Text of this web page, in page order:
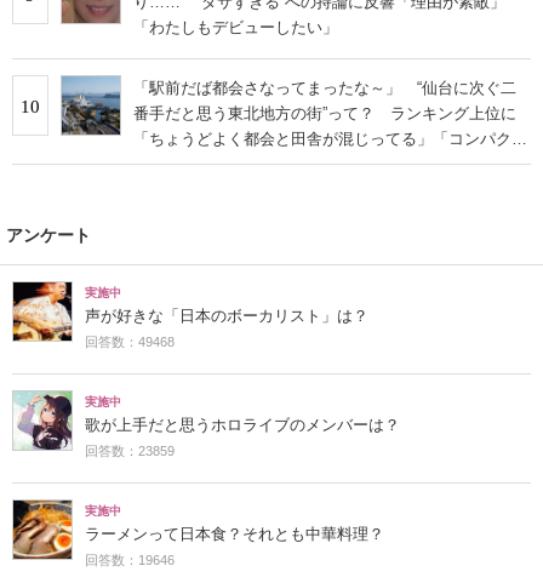
「わたしもデビューしたい」
10
「駅前だば都会さなってまったな～」 “仙台に次ぐ二
番手だと思う東北地方の街”って？ ランキング上位に
「ちょうどよく都会と田舎が混じってる」「コンパクト
にまとまったいい街」の声
アンケート
実施中
声が好きな「日本のボーカリスト」は？
回答数：49468
実施中
歌が上手だと思うホロライブのメンバーは？
回答数：23859
実施中
ラーメンって日本食？それとも中華料理？
回答数：19646